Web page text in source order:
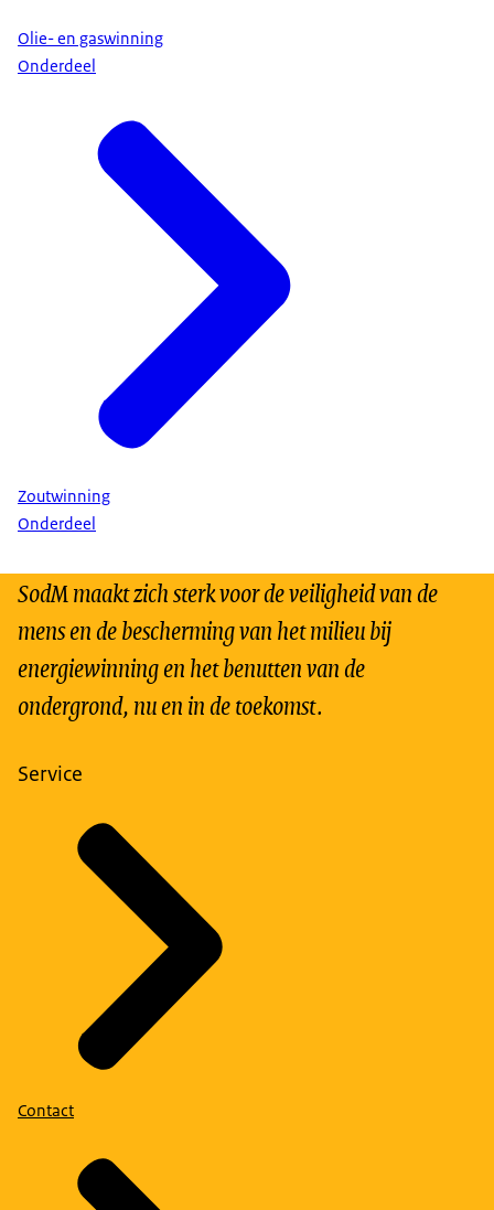
Olie- en gaswinning
Onderdeel
Zoutwinning
Onderdeel
SodM maakt zich sterk voor de veiligheid van de
mens en de bescherming van het milieu bij
energiewinning en het benutten van de
ondergrond, nu en in de toekomst.
Service
Contact